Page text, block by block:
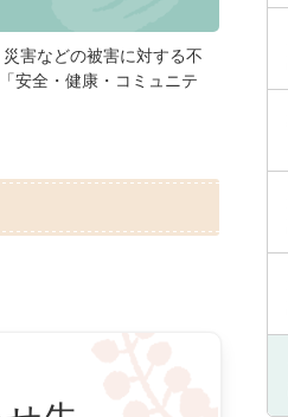
害などの被害に対する不
安全・健康・コミュニテ